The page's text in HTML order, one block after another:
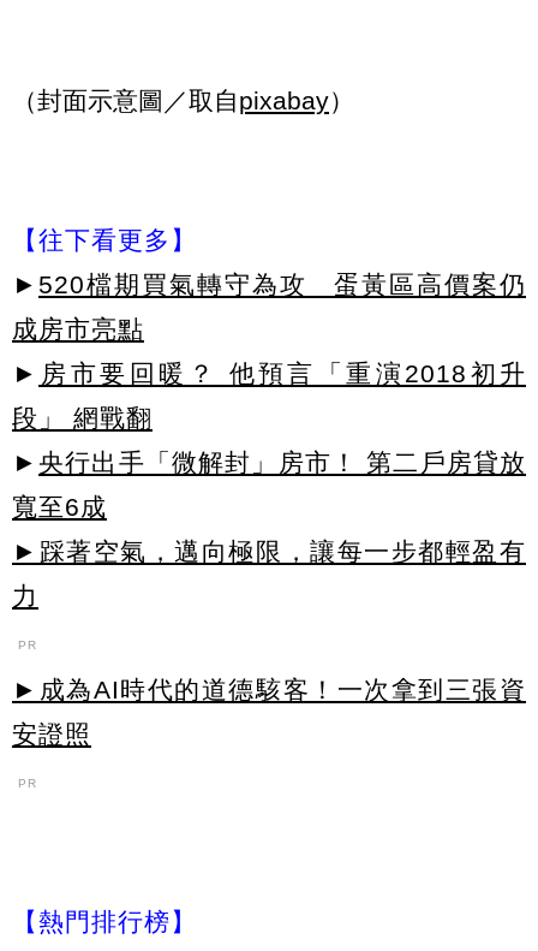
（封面示意圖／取自pixabay）
【往下看更多】
► 520檔期買氣轉守為攻 蛋黃區高價案仍
成房市亮點
► 房市要回暖？ 他預言「重演2018初升
段」 網戰翻
► 央行出手「微解封」房市！ 第二戶房貸放
寬至6成
►踩著空氣，邁向極限，讓每一步都輕盈有
力
PR
►成為AI時代的道德駭客！一次拿到三張資
安證照
PR
【熱門排行榜】